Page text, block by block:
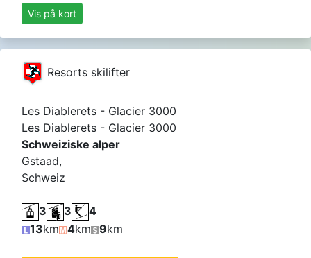
Vis på kort
Resorts skilifter
Les Diablerets - Glacier 3000
Les Diablerets - Glacier 3000
Schweiziske alper
Gstaad,
Schweiz
3 3
4
13km 4km 9km